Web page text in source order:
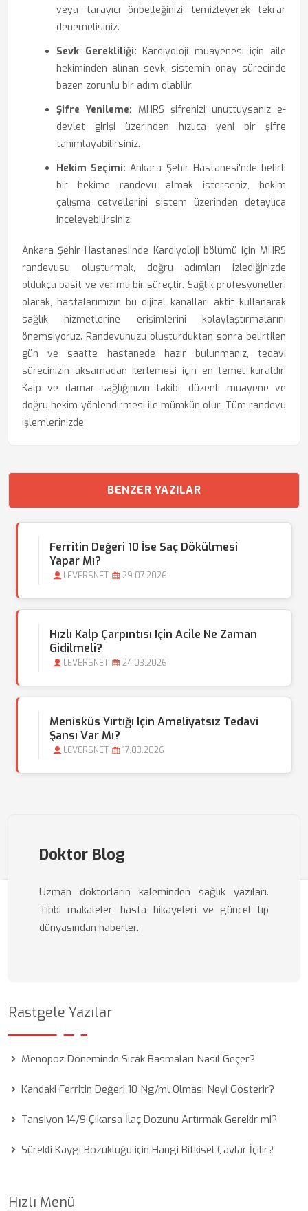
veya tarayıcı önbelleğinizi temizleyerek tekrar
denemelisiniz.
Sevk Gerekliliği: Kardiyoloji muayenesi için aile
hekiminden alınan sevk, sistemin onay sürecinde
bazen zorunlu bir adım olabilir.
Şifre Yenileme: MHRS şifrenizi unuttuysanız e-
devlet girişi üzerinden hızlıca yeni bir şifre
tanımlayabilirsiniz.
Hekim Seçimi: Ankara Şehir Hastanesi'nde belirli
bir hekime randevu almak isterseniz, hekim
çalışma cetvellerini sistem üzerinden detaylıca
inceleyebilirsiniz.
Ankara Şehir Hastanesi'nde Kardiyoloji bölümü için MHRS
randevusu oluşturmak, doğru adımları izlediğinizde
oldukça basit ve verimli bir süreçtir. Sağlık profesyonelleri
olarak, hastalarımızın bu dijital kanalları aktif kullanarak
sağlık hizmetlerine erişimlerini kolaylaştırmalarını
önemsiyoruz. Randevunuzu oluşturduktan sonra belirtilen
gün ve saatte hastanede hazır bulunmanız, tedavi
sürecinizin aksamadan ilerlemesi için en temel kuraldır.
Kalp ve damar sağlığınızın takibi, düzenli muayene ve
doğru hekim yönlendirmesi ile mümkün olur. Tüm randevu
işlemlerinizde
BENZER YAZILAR
Ferritin Değeri 10 İse Saç Dökülmesi
Yapar Mı?
LEVERSNET 29.07.2026
Hızlı Kalp Çarpıntısı Için Acile Ne Zaman
Gidilmeli?
LEVERSNET 24.03.2026
Menisküs Yırtığı Için Ameliyatsız Tedavi
Şansı Var Mı?
LEVERSNET 17.03.2026
Doktor Blog
Uzman doktorların kaleminden sağlık yazıları.
Tıbbi makaleler, hasta hikayeleri ve güncel tıp
dünyasından haberler.
Rastgele Yazılar
Menopoz Döneminde Sıcak Basmaları Nasıl Geçer?
Kandaki Ferritin Değeri 10 Ng/ml Olması Neyi Gösterir?
Tansiyon 14/9 Çıkarsa İlaç Dozunu Artırmak Gerekir mi?
Sürekli Kaygı Bozukluğu için Hangi Bitkisel Çaylar İçilir?
Hızlı Menü